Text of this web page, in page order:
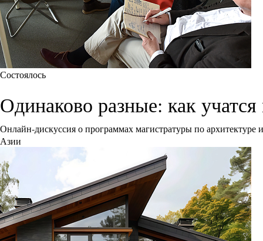
Состоялось
Одинаково разные: как
Онлайн-дискуссия о программах магистратуры по
Азии